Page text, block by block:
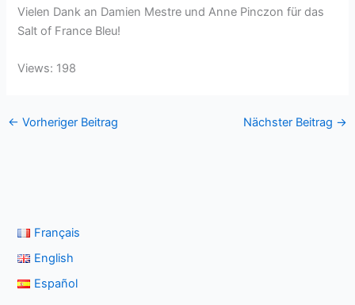
Vielen Dank an Damien Mestre und Anne Pinczon für das
Salt of France Bleu!
Views: 198
← Vorheriger Beitrag Nächster Beitrag →
Français
English
Español